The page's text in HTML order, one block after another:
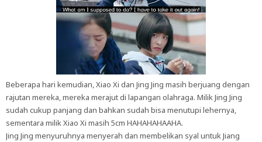
Beberapa hari kemudian, Xiao Xi dan Jing Jing masih berjuang dengan
rajutan mereka, mereka merajut di lapangan olahraga. Milik Jing Jing
sudah cukup panjang dan bahkan sudah bisa menutupi lehernya,
sementara milik Xiao Xi masih 5cm HAHAHAHAAHA.
Jing Jing menyuruhnya menyerah dan membelikan syal untuk Jiang